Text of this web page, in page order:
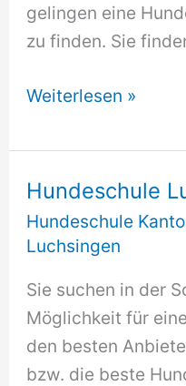
gelingen eine
zu finden. Sie
Hundeschule
GL
Weiterlesen »
Hundeschule
Hundeschule
Luchsingen
Sie suchen in der
Möglichkeit für
den besten
bzw. die beste